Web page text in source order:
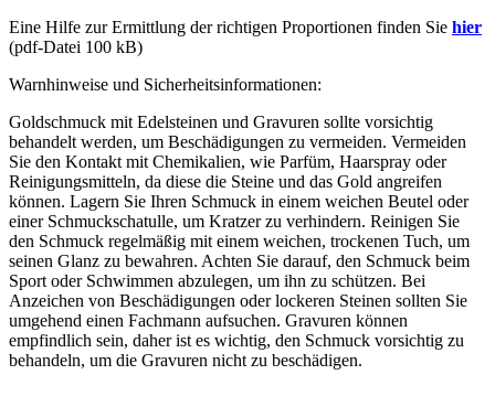
Eine Hilfe zur Ermittlung der richtigen Proportionen finden Sie hier
(pdf-Datei 100 kB)
Warnhinweise und Sicherheitsinformationen:
Goldschmuck mit Edelsteinen und Gravuren sollte vorsichtig
behandelt werden, um Beschädigungen zu vermeiden. Vermeiden
Sie den Kontakt mit Chemikalien, wie Parfüm, Haarspray oder
Reinigungsmitteln, da diese die Steine und das Gold angreifen
können. Lagern Sie Ihren Schmuck in einem weichen Beutel oder
einer Schmuckschatulle, um Kratzer zu verhindern. Reinigen Sie
den Schmuck regelmäßig mit einem weichen, trockenen Tuch, um
seinen Glanz zu bewahren. Achten Sie darauf, den Schmuck beim
Sport oder Schwimmen abzulegen, um ihn zu schützen. Bei
Anzeichen von Beschädigungen oder lockeren Steinen sollten Sie
umgehend einen Fachmann aufsuchen. Gravuren können
empfindlich sein, daher ist es wichtig, den Schmuck vorsichtig zu
behandeln, um die Gravuren nicht zu beschädigen.